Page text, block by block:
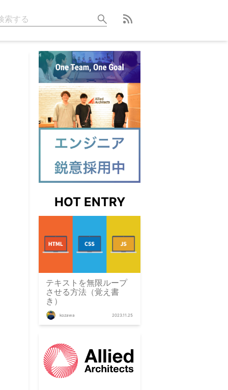
HOT ENTRY
テキストを無限ループ
させる方法（覚え書
き）
kozawa 2023.11.25